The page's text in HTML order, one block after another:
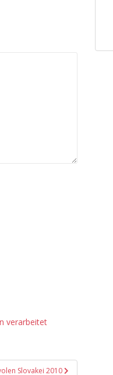
verarbeitet
Slovakei 2010